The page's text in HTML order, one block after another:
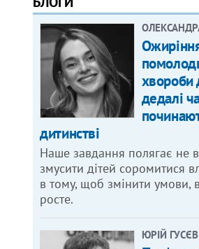
хвороби
дедалі
дитинстві
Наше завдання полягає не
змусити дітей соромитися
в тому, щоб змінити умови,
росте.
ЮРІЙ ГУСЄВ